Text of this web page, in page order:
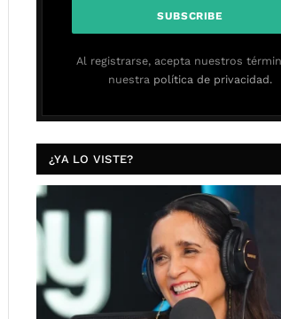
Al registrarse, acepta nuestros
nuestra política de privacidad.
¿YA LO VISTE?